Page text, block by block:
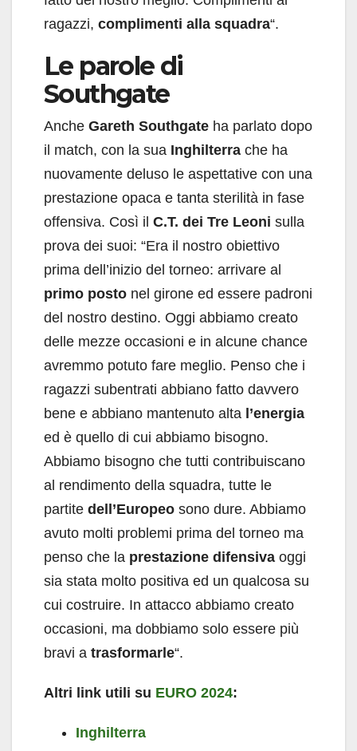
ragazzi, complimenti alla squadra“.
Le parole di
Southgate
Anche Gareth Southgate ha parlato dopo
il match, con la sua Inghilterra che ha
nuovamente deluso le aspettative con una
prestazione opaca e tanta sterilità in fase
offensiva. Così il C.T. dei Tre Leoni sulla
prova dei suoi: “Era il nostro obiettivo
prima dell’inizio del torneo: arrivare al
primo posto nel girone ed essere padroni
del nostro destino. Oggi abbiamo creato
delle mezze occasioni e in alcune chance
avremmo potuto fare meglio. Penso che i
ragazzi subentrati abbiano fatto davvero
bene e abbiano mantenuto alta l’energia
ed è quello di cui abbiamo bisogno.
Abbiamo bisogno che tutti contribuiscano
al rendimento della squadra, tutte le
partite dell’Europeo sono dure. Abbiamo
avuto molti problemi prima del torneo ma
penso che la prestazione difensiva oggi
sia stata molto positiva ed un qualcosa su
cui costruire. In attacco abbiamo creato
occasioni, ma dobbiamo solo essere più
bravi a trasformarle“.
Altri link utili su EURO 2024:
Inghilterra